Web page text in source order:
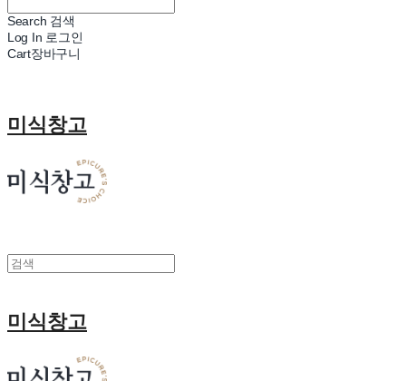
Search 검색
Log In 로그인
Cart장바구니
미식창고
미식창고